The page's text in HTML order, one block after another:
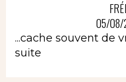
05/08/
...cache souvent de
suite